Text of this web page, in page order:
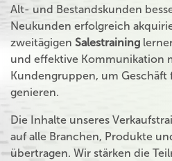
Alt- und Bestandskunden
Neukunden erfolgreich
zweitägigen Salestraining
und effektive Kommunikation
Kundengruppen, um
genieren.
Die Inhalte unseres
auf alle Branchen, Produkte
übertragen. Wir stärken die